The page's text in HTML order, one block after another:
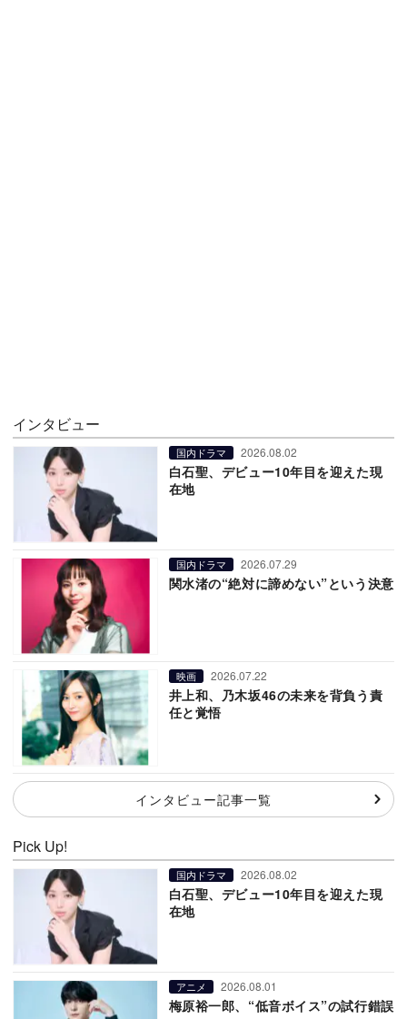
インタビュー
国内ドラマ 2026.08.02
白石聖、デビュー10年目を迎えた現
在地
国内ドラマ 2026.07.29
関水渚の“絶対に諦めない”という決意
映画 2026.07.22
井上和、乃木坂46の未来を背負う責
任と覚悟
インタビュー記事一覧
Pick Up!
国内ドラマ 2026.08.02
白石聖、デビュー10年目を迎えた現
在地
アニメ 2026.08.01
梅原裕一郎、“低音ボイス”の試行錯誤